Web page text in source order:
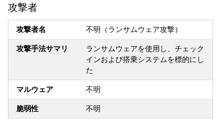
攻撃者
攻撃者名 不明（ランサムウェア攻撃）
攻撃手法サマリ
ランサムウェアを使用し、チェック
インおよび搭乗システムを標的にし
た
マルウェア 不明
脆弱性 不明